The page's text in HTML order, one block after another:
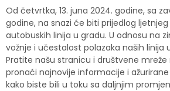
Od četvrtka, 13. juna 2024. godine, sa
godine, na snazi ​​će biti prijedlog
autobuskih linija u gradu. U odnosu na
vožnje i učestalost polazaka naših linija
Pratite našu stranicu i društvene
pronaći najnovije informacije i
kako biste bili u toku sa daljnjim